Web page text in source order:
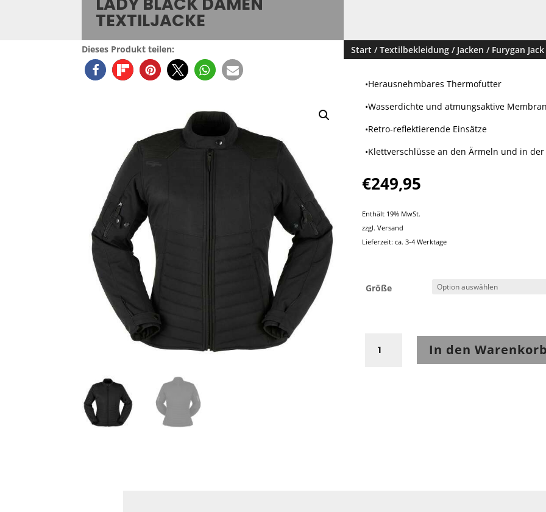
TEXTILJACKE
Dieses Produkt teilen: Start /Textilbekleidung / Jacken / Furygan
•Herausnehmbares Thermofutter
•Wasserdichte und atmungsaktive
•Retro-reflektierende Einsätze
•Klettverschlüsse an den Ärmeln und in
€249,95
Enthält 19% MwSt.
zzgl.Versand
Lieferzeit: ca. 3-4 Werktage
Größe
Jack
In den